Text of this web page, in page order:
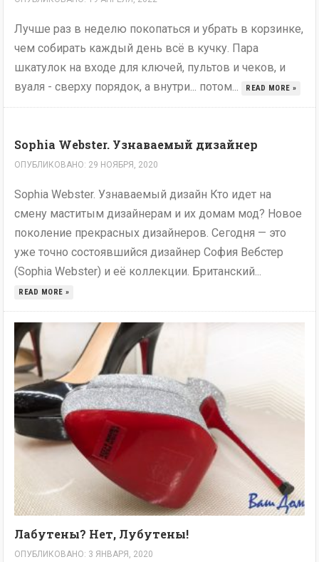
Лучше раз в неделю покопаться и убрать в корзинке,
чем собирать каждый день всё в кучку. Пара
шкатулок на входе для ключей, пультов и чеков, и
вуаля - сверху порядок, а внутри... потом...
READ MORE »
Sophia Webster. Узнаваемый дизайнер
ОПУБЛИКОВАНО: 29 НОЯБРЯ, 2020
Sophia Webster. Узнаваемый дизайн Кто идет на
смену маститым дизайнерам и их домам мод? Новое
поколение прекрасных дизайнеров. Сегодня — это
уже точно состоявшийся дизайнер София Вебстер
(Sophia Webster) и её коллекции. Британский...
READ MORE »
Лабутены? Нет, Лубутены!
ОПУБЛИКОВАНО: 3 ЯНВАРЯ, 2020